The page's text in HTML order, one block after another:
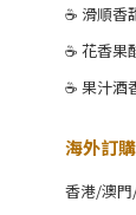
☕ 滑順香
☕ 花香果
☕ 果汁酒
海外訂
香港/澳